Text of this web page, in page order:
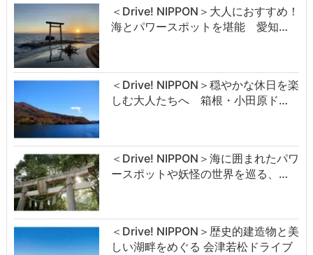
＜Drive! NIPPON＞大人におすすめ！
海とパワースポットを堪能 愛知…
＜Drive! NIPPON＞穏やかな休日を楽
しむ大人たちへ 箱根・小田原ド…
＜Drive! NIPPON＞海に囲まれたパワ
ースポットや妖怪の世界を巡る、…
＜Drive! NIPPON＞歴史的建造物と美
しい湖畔をめぐる 会津若松ドライブ